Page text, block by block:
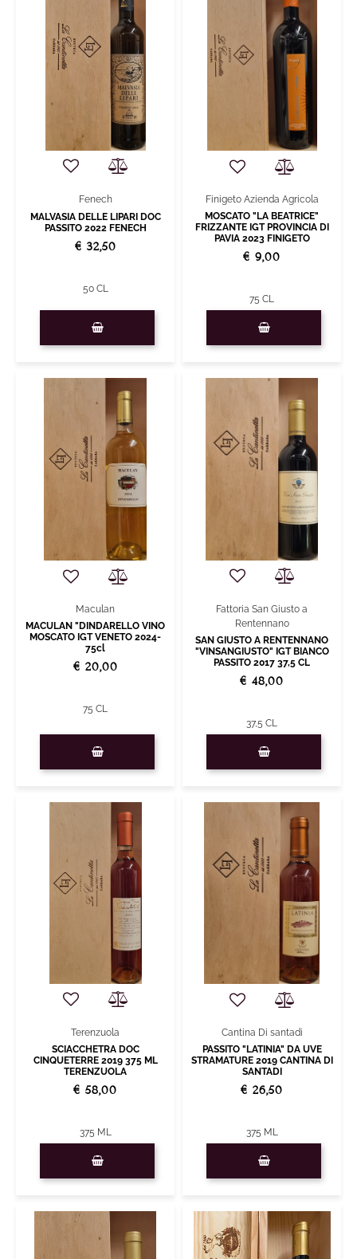
Fenech
MALVASIA DELLE LIPARI DOC
PASSITO 2022 FENECH
€ 32,50
50 CL
Finigeto Azienda Agricola
MOSCATO "LA BEATRICE"
FRIZZANTE IGT PROVINCIA DI
PAVIA 2023 FINIGETO
€ 9,00
75 CL
Maculan
MACULAN "DINDARELLO VINO
MOSCATO IGT VENETO 2024-
75cl
€ 20,00
75 CL
Fattoria San Giusto a
Rentennano
SAN GIUSTO A RENTENNANO
"VINSANGIUSTO" IGT BIANCO
PASSITO 2017 37,5 CL
€ 48,00
37,5 CL
Terenzuola
SCIACCHETRA DOC
CINQUETERRE 2019 375 ML
TERENZUOLA
€ 58,00
375 ML
Cantina Di santadi
PASSITO "LATINIA" DA UVE
STRAMATURE 2019 CANTINA DI
SANTADI
€ 26,50
375 ML